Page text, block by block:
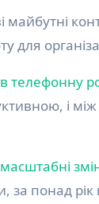
майбутні
телефонну
і
масштабні
понад рік